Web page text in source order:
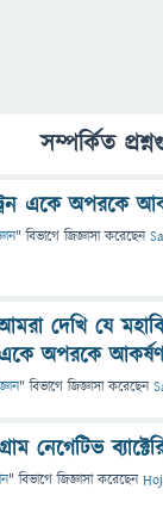
সম্পর্কিত
একে অপরকে
" বিভাগে জিজ্ঞাসাকরেছেন
দেখি যে
একে অপরকে
" বিভাগে জিজ্ঞাসাকরেছেন
নেগেটিভ
" বিভাগে জিজ্ঞাসাকরেছেন